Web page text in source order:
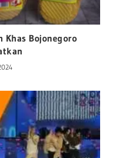
Khas Bojonegoro